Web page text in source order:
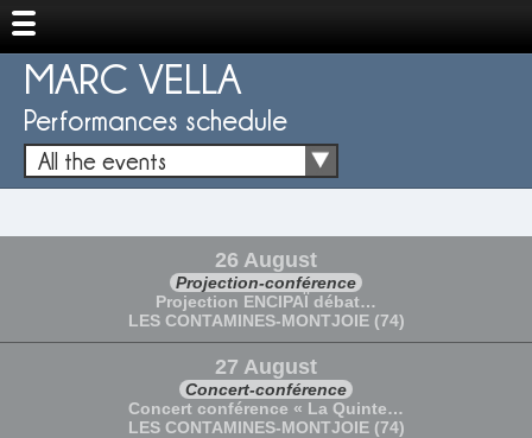
MARC VELLA
Performances schedule
All the events
26 August
Projection-conférence
Projection ENCIPAÏ débat…
LES CONTAMINES-MONTJOIE (74)
27 August
Concert-conférence
Concert conférence « La Quinte…
LES CONTAMINES-MONTJOIE (74)